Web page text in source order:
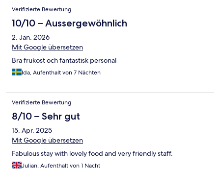
Verifizierte Bewertung
10/10 – Aussergewöhnlich
2. Jan. 2026
Mit Google übersetzen
Bra frukost och fantastisk personal
Ida, Aufenthalt von 7 Nächten
Verifizierte Bewertung
8/10 – Sehr gut
15. Apr. 2025
Mit Google übersetzen
Fabulous stay with lovely food and very friendly staff.
Julian, Aufenthalt von 1 Nacht